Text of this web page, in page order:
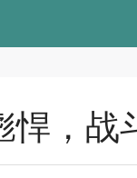
悍，战